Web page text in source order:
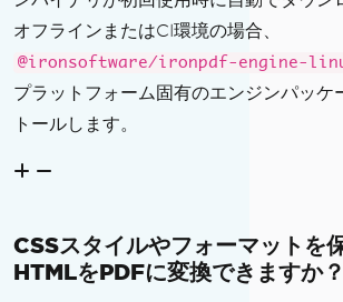
オフラインまたはCI環境の場合、
@ironsoftware/ironpdf-engine-
プラットフォーム固有のエンジンパッケ
トールします。
CSSスタイルやフォーマットを
HTMLをPDFに変換できますか？